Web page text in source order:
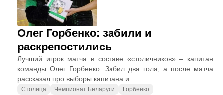
Олег Горбенко: забили и
раскрепостились
Лучший игрок матча в составе «столичников» – капитан
команды Олег Горбенко. Забил два гола, а после матча
рассказал про выборы капитана и...
Столица Чемпионат Беларуси Горбенко